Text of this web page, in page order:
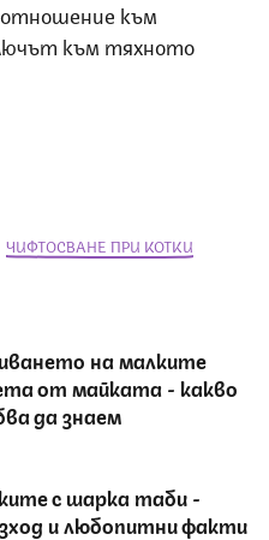
към
към тяхното
ЧИФТОСВАНЕ ПРИ КОТКИ
на малките
от майката - какво
да знаем
с шарка таби -
и любопитни факти